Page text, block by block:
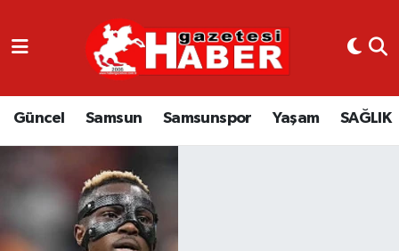
Güncel Samsun Samsunspor Yaşam SAĞLIK
GÜNCEL
SAMSUN
EKONOMİ